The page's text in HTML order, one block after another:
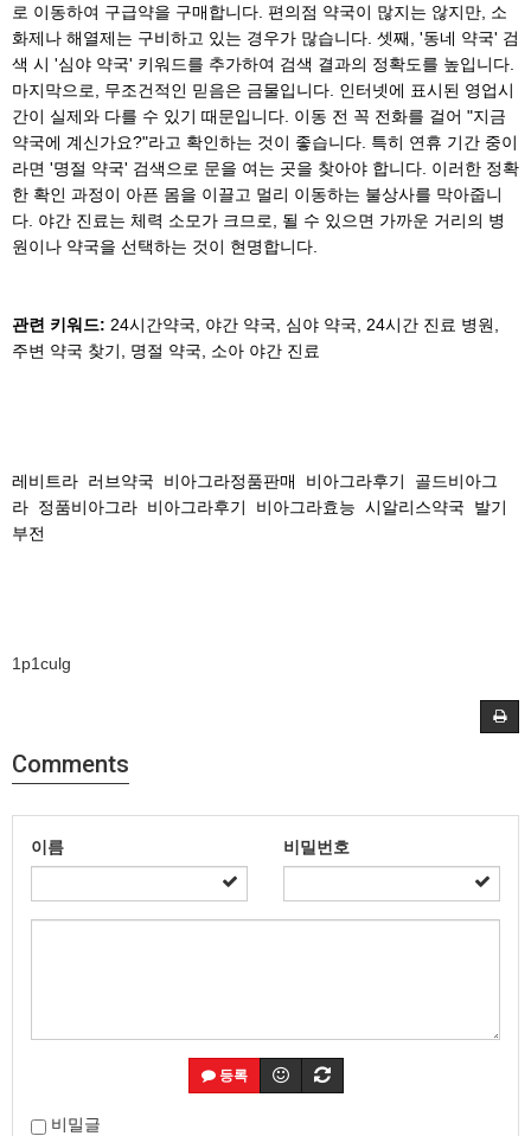
로 이동하여 구급약을 구매합니다. 편의점 약국이 많지는 않지만, 소
화제나 해열제는 구비하고 있는 경우가 많습니다. 셋째, '동네 약국' 검
색 시 '심야 약국' 키워드를 추가하여 검색 결과의 정확도를 높입니다.
마지막으로, 무조건적인 믿음은 금물입니다. 인터넷에 표시된 영업시
간이 실제와 다를 수 있기 때문입니다. 이동 전 꼭 전화를 걸어 "지금
약국에 계신가요?"라고 확인하는 것이 좋습니다. 특히 연휴 기간 중이
라면 '명절 약국' 검색으로 문을 여는 곳을 찾아야 합니다. 이러한 정확
한 확인 과정이 아픈 몸을 이끌고 멀리 이동하는 불상사를 막아줍니
다. 야간 진료는 체력 소모가 크므로, 될 수 있으면 가까운 거리의 병
원이나 약국을 선택하는 것이 현명합니다.
관련 키워드: 24시간약국, 야간 약국, 심야 약국, 24시간 진료 병원,
주변 약국 찾기, 명절 약국, 소아 야간 진료
레비트라 러브약국 비아그라정품판매 비아그라후기
골드비아그
라 정품비아그라 비아그라후기 비아그라효능 시알리스약국
발기
부전
1p1culg
Comments
이름 비밀번호
등록
비밀글